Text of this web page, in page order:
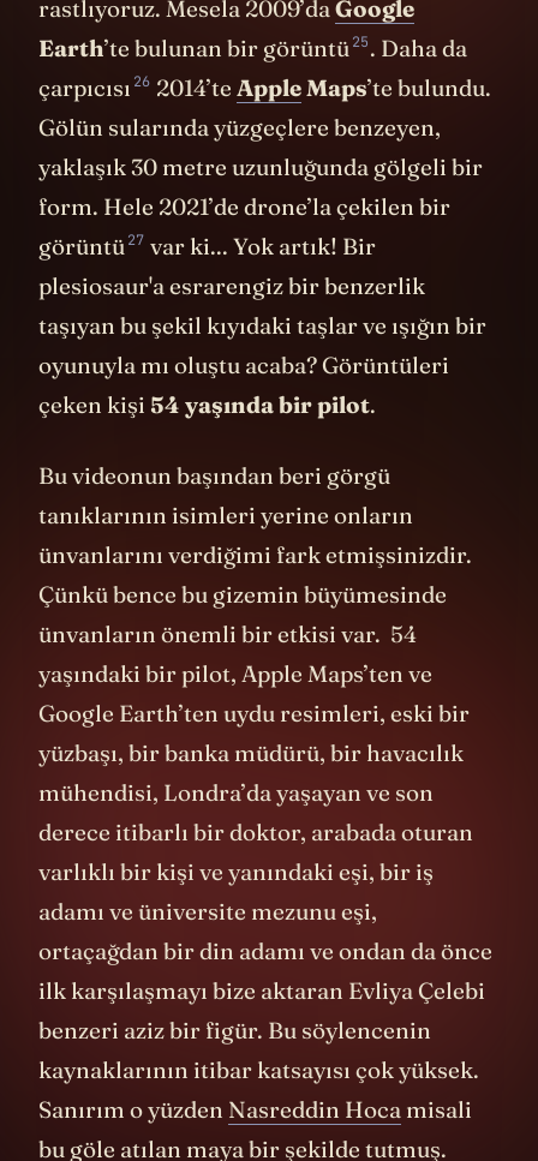
rastlıyoruz. Mesela 2009’daGoogle
Earth’te bulunan birgörüntü 25. Daha da
çarpıcısı26 2014’teAppleMaps’te bulundu.
Gölün sularında yüzgeçlere benzeyen,
yaklaşık 30 metre uzunluğunda gölgeli bir
form. Hele 2021’de drone’la çekilen bir
görüntü
var ki... Yok artık! Bir
plesiosaur'a esrarengiz bir benzerlik
taşıyan bu şekil kıyıdaki taşlar ve ışığın bir
oyunuyla mı oluştu acaba? Görüntüleri
Bu videonun başından beri görgü
tanıklarının isimleri yerine onların
ünvanlarını verdiğimi fark etmişsinizdir.
Çünkü bence bu gizemin büyümesinde
ünvanların önemli bir etkisi var. 54
yaşındaki bir pilot, Apple Maps’ten ve
Google Earth’ten uydu resimleri, eski bir
yüzbaşı, bir banka müdürü, bir havacılık
mühendisi, Londra’da yaşayan ve son
derece itibarlı bir doktor, arabada oturan
varlıklı bir kişi ve yanındaki eşi, bir iş
adamı ve üniversite mezunu eşi,
ortaçağdan bir din adamı ve ondan da önce
ilk karşılaşmayı bize aktaran Evliya Çelebi
benzeri aziz bir figür. Bu söylencenin
kaynaklarının itibar katsayısı çok yüksek.
Sanırım o yüzdenNasreddin Hocamisali